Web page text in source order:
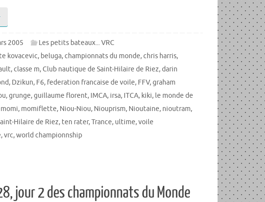
2005
Les petits bateaux... VRC
kovacevic, beluga,championnats du monde,chris harris,
,classe m,Club nautique de Saint-Hilaire de Riez,darin
, Dzikun, F6, federation francaise de voile, FFV,graham
,grunge,guillaume florent, IMCA, irsa, ITCA, kiki, le monde de
momi, momiflette, Niou-Niou, Niouprism, Nioutaine, nioutram,
Hilaire de Riez, ten rater,Trance, ultime,voile
,vrc,world championnship
jour 2 des championnats du Monde